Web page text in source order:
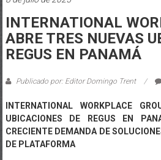
INTERNATIONAL
ABRE TRES NUEVAS
REGUS EN PANAMÁ
UBICACIONES DE REGUS EN
CRECIENTE DEMANDA DE
DE PLATAFORMA